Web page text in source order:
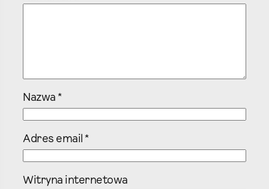
Nazwa *
Adres email *
Witryna internetowa